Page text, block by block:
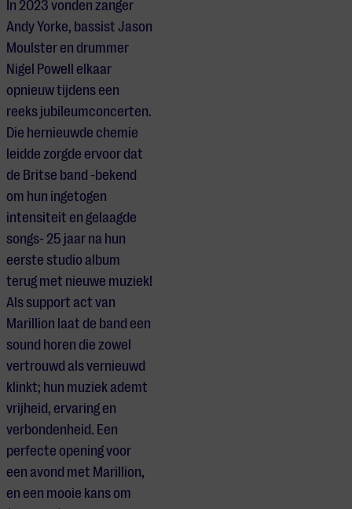
In 2023 vonden zanger
Andy Yorke, bassist Jason
Moulster en drummer
Nigel Powell elkaar
opnieuw tijdens een
reeks jubileumconcerten.
Die hernieuwde chemie
leidde zorgde ervoor dat
de Britse band -bekend
om hun ingetogen
intensiteit en gelaagde
songs- 25 jaar na hun
eerste studio album
terug met nieuwe muziek!
Als support act van
Marillion laat de band een
sound horen die zowel
vertrouwd als vernieuwd
klinkt; hun muziek ademt
vrijheid, ervaring en
verbondenheid. Een
perfecte opening voor
een avond met Marillion,
en een mooie kans om